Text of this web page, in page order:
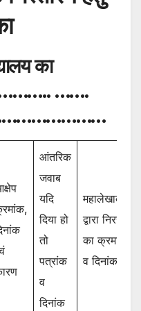
का
…….
आंतरिक
जवाब
यदि
दिया हो
तो
पत्रांक
व
दिनांक
महालेखाकार
द्वारा निरस्ती
का क्रमांक
व दिनांक